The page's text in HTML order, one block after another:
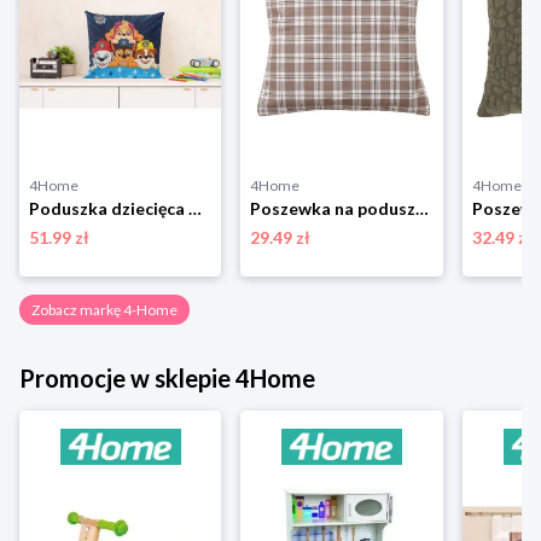
4Home
Poduszka dziecięca Tlapková Patrola, 40 x 40 cm 4-Home
51.99 zł
4Home
Poszewka na poduszkę Happy check beżowo-czarny, 45 x 45 cm 4-Home
29.49 zł
4Home
32.49 zł
Zobacz markę 4-Home
Promocje w sklepie 4Home